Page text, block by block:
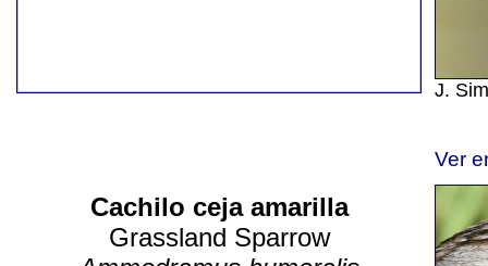
J.
Ver
Cachilo ceja amarilla
Grassland Sparrow